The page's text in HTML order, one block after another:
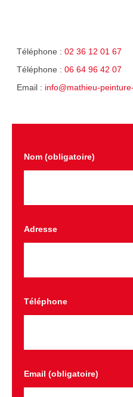
Téléphone : 02 36 12 01 67
Téléphone : 06 64 96 42 07
Email : info@mathieu-
Nom (obligatoire)
Adresse
Téléphone
Email (obligatoire)